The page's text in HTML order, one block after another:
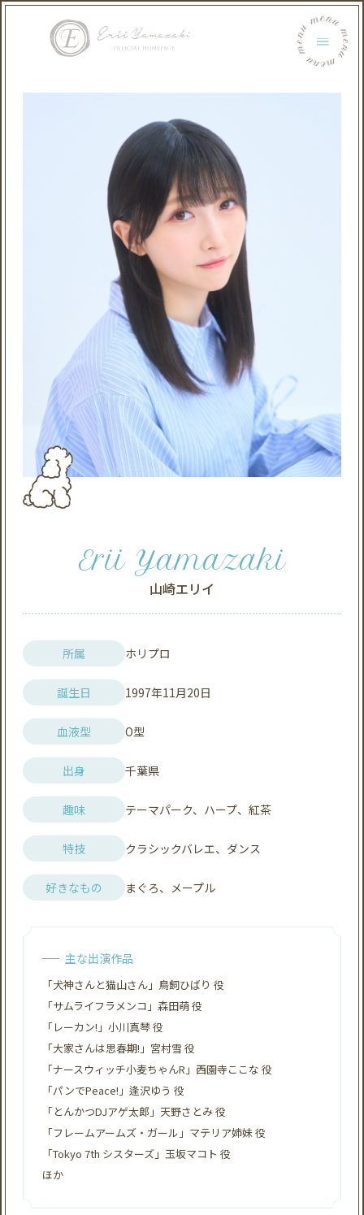
menu menu menu menu menu menu
Erii Yamazaki
山崎エリイ
所属 ホリプロ
誕生日 1997年11月20日
血液型 O型​
出身 千葉県
趣味 テーマパーク、ハープ、紅茶
特技 クラシックバレエ、ダンス
好きなもの まぐろ、メープル
主な出演作品
「犬神さんと猫山さん」鳥飼ひばり 役
「サムライフラメンコ」森田萌 役
「レーカン!」小川真琴 役
「大家さんは思春期!」宮村雪 役
「ナースウィッチ小麦ちゃんR」西園寺ここな 役
「パンでPeace!」逢沢ゆう 役
「とんかつDJアゲ太郎」天野さとみ 役
「フレームアームズ・ガール」マテリア姉妹 役
「Tokyo 7th シスターズ」玉坂マコト 役
ほか